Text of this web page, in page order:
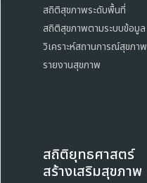
สถิติสุขภาพระดับพื้นที่
สถิติสุขภาพตามระบบข้อมูล
วิเคราะห์สถานการณ์สุขภาพ
รายงานสุขภาพ
สถิติยุทธศาสตร์
สร้างเสริมสุขภาพ